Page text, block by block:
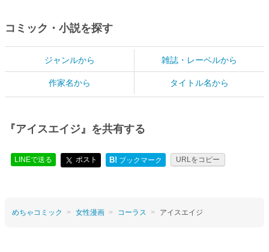
コミック・小説を探す
ジャンルから 雑誌・レーベルから
作家名から タイトル名から
『アイスエイジ』を共有する
LINEで送る ポスト B! ブックマーク URLをコピー
めちゃコミック 女性漫画 コーラス アイスエイジ